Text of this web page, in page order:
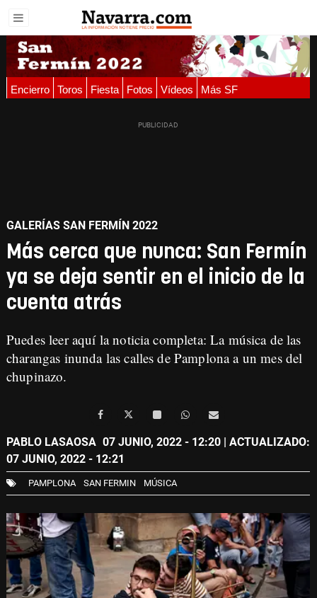
Encierro Toros Fiesta Fotos Vídeos Más SF
GALERÍAS SAN FERMÍN 2022
Más cerca que nunca: San Fermín
ya se deja sentir en el inicio de la
cuenta atrás
Puedes leer aquí la noticia completa:La música de las
charangas inunda las calles de Pamplona a un mes del
chupinazo.
PABLO LASAOSA 07 JUNIO, 2022 - 12:20 | ACTUALIZADO:
07 JUNIO, 2022 - 12:21
PAMPLONA SAN FERMIN MÚSICA